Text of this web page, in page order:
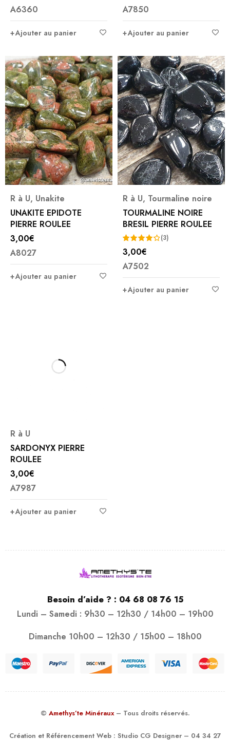
A6360
Ajouter au panier
A7850
Ajouter au panier
R à U, Unakite
UNAKITE EPIDOTE
PIERRE ROULEE
3,00€
A8027
Ajouter au panier
R à U, Tourmaline noire
TOURMALINE NOIRE
BRESIL PIERRE ROULEE
Note
4.33
(3)
3,00€
A7502
Ajouter au panier
R à U
SARDONYX PIERRE
ROULEE
3,00€
A7987
Ajouter au panier
Besoin d’aide ? : 04 68 08 76 15
Lundi – Samedi : 9h30 – 12h30 / 14h00 – 19h00
Dimanche 10h00 – 12h30 / 15h00 – 18h00
© Amethys’te Minéraux – Tous droits réservés.
Création et Référencement Web : Studio CG Designer– 04 34 27